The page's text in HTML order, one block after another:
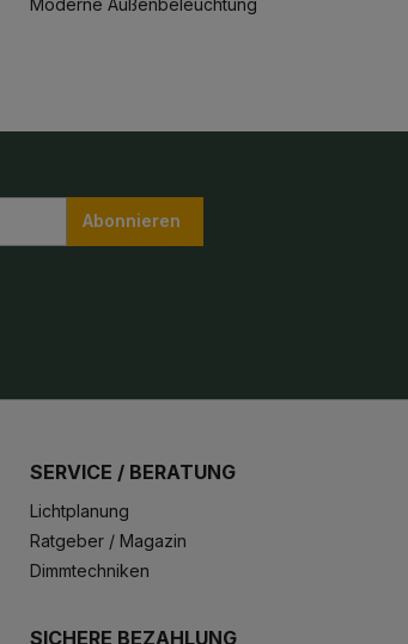
Abonnieren
SERVICE / BERATUNG
Lichtplanung
Ratgeber / Magazin
Dimmtechniken
SICHERE BEZAHLUNG